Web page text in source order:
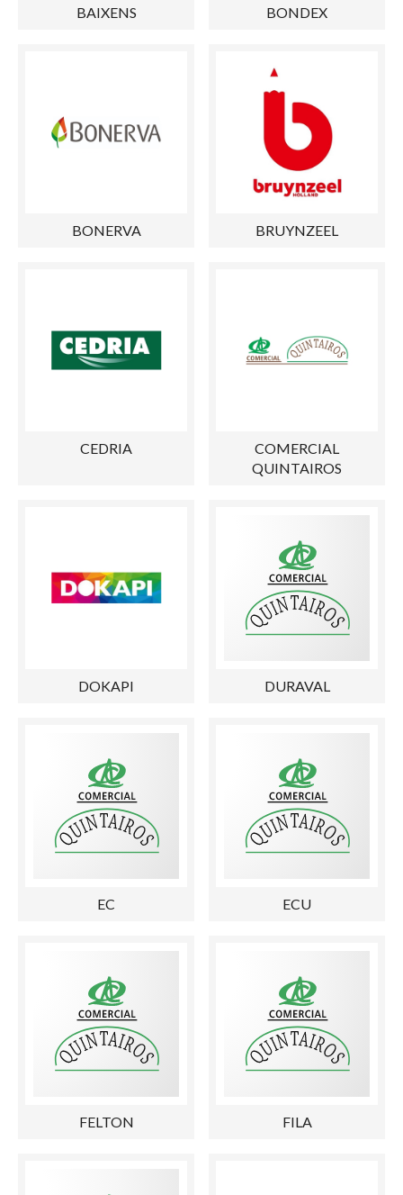
BAIXENS BONDEX
BONERVA BRUYNZEEL
CEDRIA
COMERCIAL
QUINTAIROS
DOKAPI DURAVAL
EC ECU
FELTON FILA